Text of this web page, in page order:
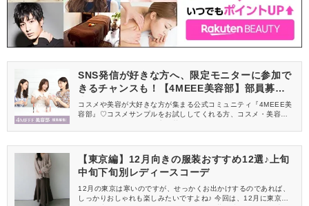
SNS発信が好きな方へ、限定モニターに参加で
きるチャンスも！【4MEEE美容部】部員募集
中
コスメや美容が大好きな方が集まる公式コミュニティ『4MEEE美
容部』♡コスメサンプルをお試ししてくれる方、コスメ・美容情報
【東京編】12月向きの服装おすすめ12選♪上旬
中旬下旬別レディースコーデ
12月の東京は寒いのですが、せっかくお出かけするのであれば、
しっかりおしゃれも楽しみたいですよね♪ 今回は、12月に東京へ